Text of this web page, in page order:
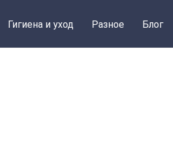
Гигиена и уход Разное Блог